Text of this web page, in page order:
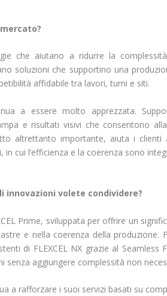
che aiutano a ridurre la
soluzioni che supportino una
affidabile tra lavori, turni e siti.
a essere molto apprezzata.
e risultati visivi che consentono
altrettanto importante, aiuta i
cui l’efficienza e la coerenza sono
innovazioni volete condividere?
Prime, sviluppata per offrire un
e nella coerenza della produzione.
di FLEXCEL NX grazie al Seamless
aggiungere complessità non
a rafforzare i suoi servizi basati su